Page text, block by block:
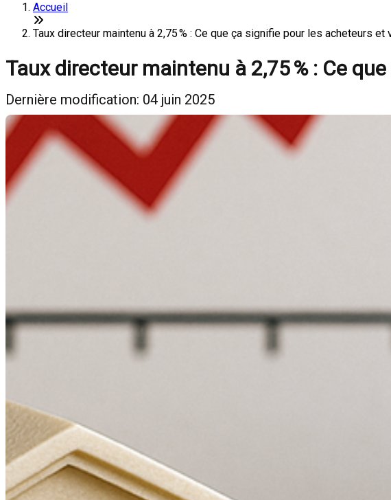
Accueil
Taux directeur maintenu à 2,75 % : Ce que ça signifie pour les acheteurs
Taux directeur maintenu à 2,75 % : Ce
Dernière modification: 04 juin 2025